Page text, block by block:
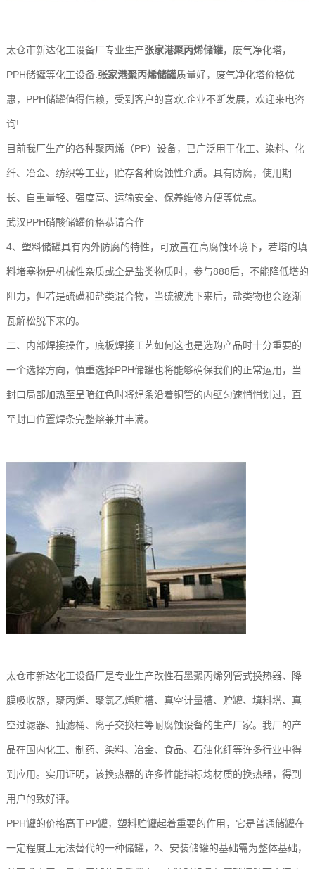
太仓市新达化工设备厂专业生产张家港聚丙烯储罐，废气净化塔，
PPH储罐等化工设备. 张家港聚丙烯储罐质量好，废气净化塔价格优
惠，PPH储罐值得信赖，受到客户的喜欢.企业不断发展，欢迎来电咨
询!
目前我厂生产的各种聚丙烯（PP）设备，已广泛用于化工、染料、化
纤、冶金、纺织等工业，贮存各种腐蚀性介质。具有防腐，使用期
长、自重量轻、强度高、运输安全、保养维修方便等优点。
武汉PPH硝酸储罐价格恭请合作
4、塑料储罐具有内外防腐的特性，可放置在高腐蚀环境下，若塔的填
料堵塞物是机械性杂质或全是盐类物质时，参与888后，不能降低塔的
阻力，但若是硫磺和盐类混合物，当硫被洗下来后，盐类物也会逐渐
瓦解松脱下来的。
二、内部焊接操作，底板焊接工艺如何这也是选购产品时十分重要的
一个选择方向，慎重选择PPH储罐也将能够确保我们的正常运用，当
封口局部加热至呈暗红色时将焊条沿着铜管的内壁匀速悄悄划过，直
至封口位置焊条完整熔兼并丰满。
太仓市新达化工设备厂是专业生产改性石墨聚丙烯列管式换热器、降
膜吸收器，聚丙烯、聚氯乙烯贮槽、真空计量槽、贮罐、填料塔、真
空过滤器、抽滤桶、离子交换柱等耐腐蚀设备的生产厂家。我厂的产
品在国内化工、制药、染料、冶金、食品、石油化纤等许多行业中得
到应用。实用证明，该换热器的许多性能指标均材质的换热器，得到
用户的致好评。
PPH罐的价格高于PP罐，塑料贮罐起着重要的作用，它是普通储罐在
一定程度上无法替代的一种储罐，2、安装储罐的基础需为整体基础，